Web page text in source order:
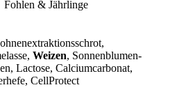
Fohlen & Jährlinge
Weizen, Sonnenblumen-
Lactose, Calciumcarbonat,
CellProtect